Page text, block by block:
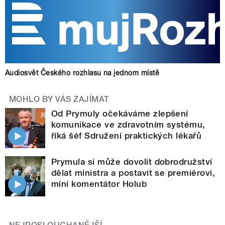
Audiosvět Českého rozhlasu na jednom místě
MOHLO BY VÁS ZAJÍMAT
Od Prymuly očekáváme zlepšení
komunikace ve zdravotním systému,
říká šéf Sdružení praktických lékařů
Prymula si může dovolit dobrodružství
dělat ministra a postavit se premiérovi,
míní komentátor Holub